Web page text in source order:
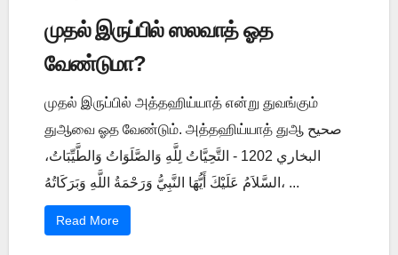
முதல் இருப்பில் ஸலவாத் ஓத
வேண்டுமா?
முதல் இருப்பில் அத்தஹிய்யாத் என்று துவங்கும்
துஆவை ஓத வேண்டும். அத்தஹிய்யாத் துஆ صحيح
البخاري 1202 - التَّحِيَّاتُ لِلَّهِ وَالصَّلَوَاتُ وَالطَّيِّبَاتُ،
السَّلاَمُ عَلَيْكَ أَيُّهَا النَّبِيُّ وَرَحْمَةُ اللَّهِ وَبَرَكَاتُهُ، ...
Read More